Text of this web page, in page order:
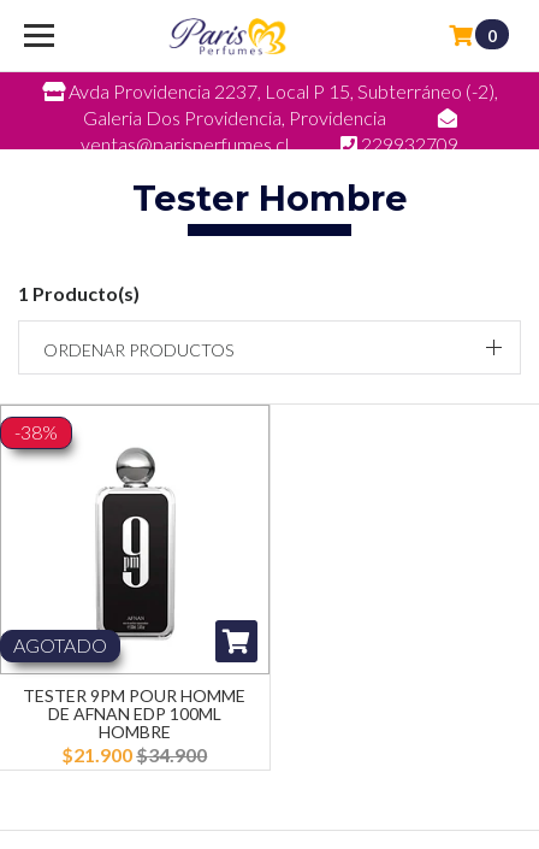
Avda Providencia 2237, Local P 15, Subterráneo (-2),
Galeria Dos Providencia, Providencia
ventas@parisperfumes.cl
229932709
0
Tester Hombre
1 Producto(s)
ORDENAR PRODUCTOS
-38%
AGOTADO
TESTER 9PM POUR HOMME
DE AFNAN EDP 100ML
HOMBRE
$21.900$34.900